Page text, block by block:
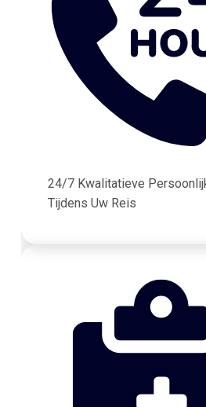
24/7 Kwalitatieve
Tijdens Uw Reis